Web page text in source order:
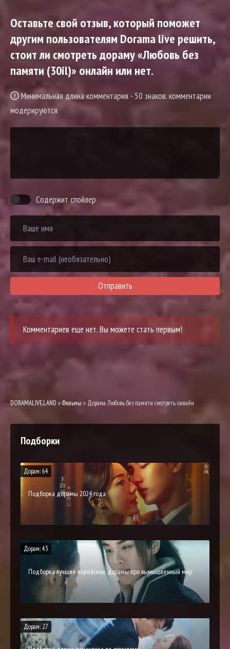
Оставьте свой отзыв, который поможет
другим пользователям Dorama live решить,
стоит ли смотреть дораму «Любовь без
памяти (30il)» онлайн или нет.
Минимальная длина комментария - 50 знаков. комментарии
модерируются
Содержит спойлер
Отправить
Комментариев еще нет. Вы можете стать первым!
DORAMALIVE.LAND »Фильмы » Дорама Любовь без памяти смотреть онлайн
Подборки
Дорам: 64
Подборка дорамы 2024 года
Дорам: 43
Подборка лучшие корейские дорамы про вымышленный мир
Дорам: 27